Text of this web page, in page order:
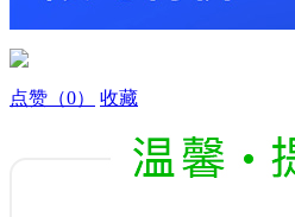
点赞 （0） 收藏